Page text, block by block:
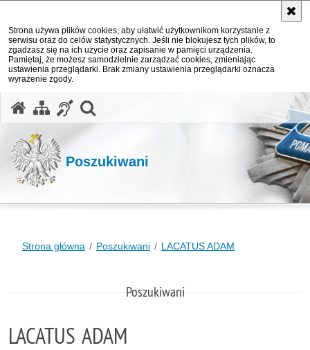
Strona używa plików cookies, aby ułatwić użytkownikom korzystanie z
serwisu oraz do celów statystycznych. Jeśli nie blokujesz tych plików, to
zgadzasz się na ich użycie oraz zapisanie w pamięci urządzenia.
Pamiętaj, że możesz samodzielnie zarządzać cookies, zmieniając
ustawienia przeglądarki. Brak zmiany ustawienia przeglądarki oznacza
wyrażenie zgody.
Poszukiwani
Strona główna Poszukiwani LACATUS ADAM
Poszukiwani
LACATUS ADAM